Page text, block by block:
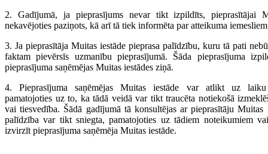
2. Gadījumā, ja pieprasījums nevar tikt izpildīts, pieprasītājai
nekavējoties paziņots, kā arī tā tiek informēta par atteikuma
3. Ja pieprasītāja Muitas iestāde pieprasa palīdzību, kuru tā pati
faktam pievērsīs uzmanību pieprasījumā. Šāda pieprasījuma
pieprasījuma saņēmējas Muitas iestādes ziņā.
4. Pieprasījuma saņēmējas Muitas iestāde var atlikt uz laiku
pamatojoties uz to, ka tādā veidā var tikt traucēta notiekošā
vai tiesvedība. Šādā gadījumā tā konsultējas ar pieprasītāju
palīdzība var tikt sniegta, pamatojoties uz tādiem noteikumiem
izvirzīt pieprasījuma saņēmēja Muitas iestāde.